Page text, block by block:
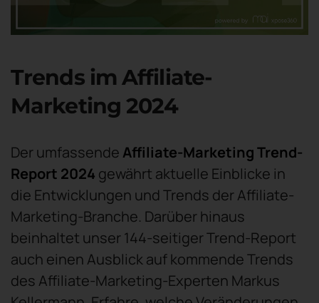
Trends im Affiliate-
Marketing 2024
Der umfassende Affiliate-Marketing Trend-
Report 2024 gewährt aktuelle Einblicke in
die Entwicklungen und Trends der Affiliate-
Marketing-Branche. Darüber hinaus
beinhaltet unser 144-seitiger Trend-Report
auch einen Ausblick auf kommende Trends
des Affiliate-Marketing-Experten Markus